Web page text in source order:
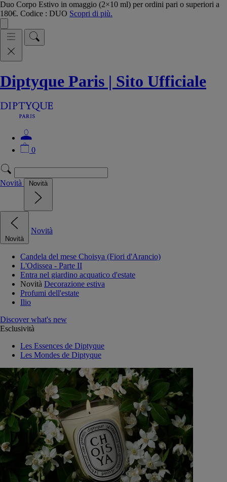
Duo Corpo Estivo in omaggio (2×10 ml) per ordini pari o superiori a
180€. Codice : DUO Scopri di più.
Diptyque Paris | Sito Ufficiale
0
Novità Novità
Novità
Novità
Candela del mese Choisya (Fiori d'Arancio)
L'Odissea - Parte II
Entra nel giardino acquatico d'estate
Novità Decorazione estiva
Profumi dell'estate
Ilio
Discover what's new
Esclusività
Les Essences de Diptyque
Les Mondes de Diptyque